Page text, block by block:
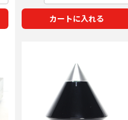
カートに入れる